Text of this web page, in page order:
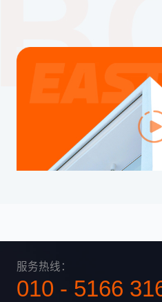
务，承担起生物科学产业
服务热线：
010 - 5166